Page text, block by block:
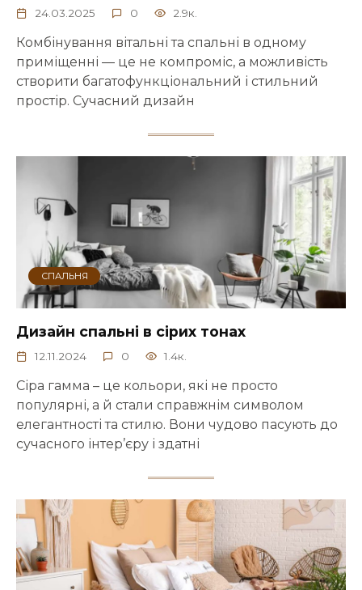
24.03.2025 0 2.9к.
Комбінування вітальні та спальні в одному
приміщенні — це не компроміс, а можливість
створити багатофункціональний і стильний
простір. Сучасний дизайн
СПАЛЬНЯ
Дизайн спальні в сірих тонах
12.11.2024 0 1.4к.
Сіра гамма – це кольори, які не просто
популярні, а й стали справжнім символом
елегантності та стилю. Вони чудово пасують до
сучасного інтер’єру і здатні